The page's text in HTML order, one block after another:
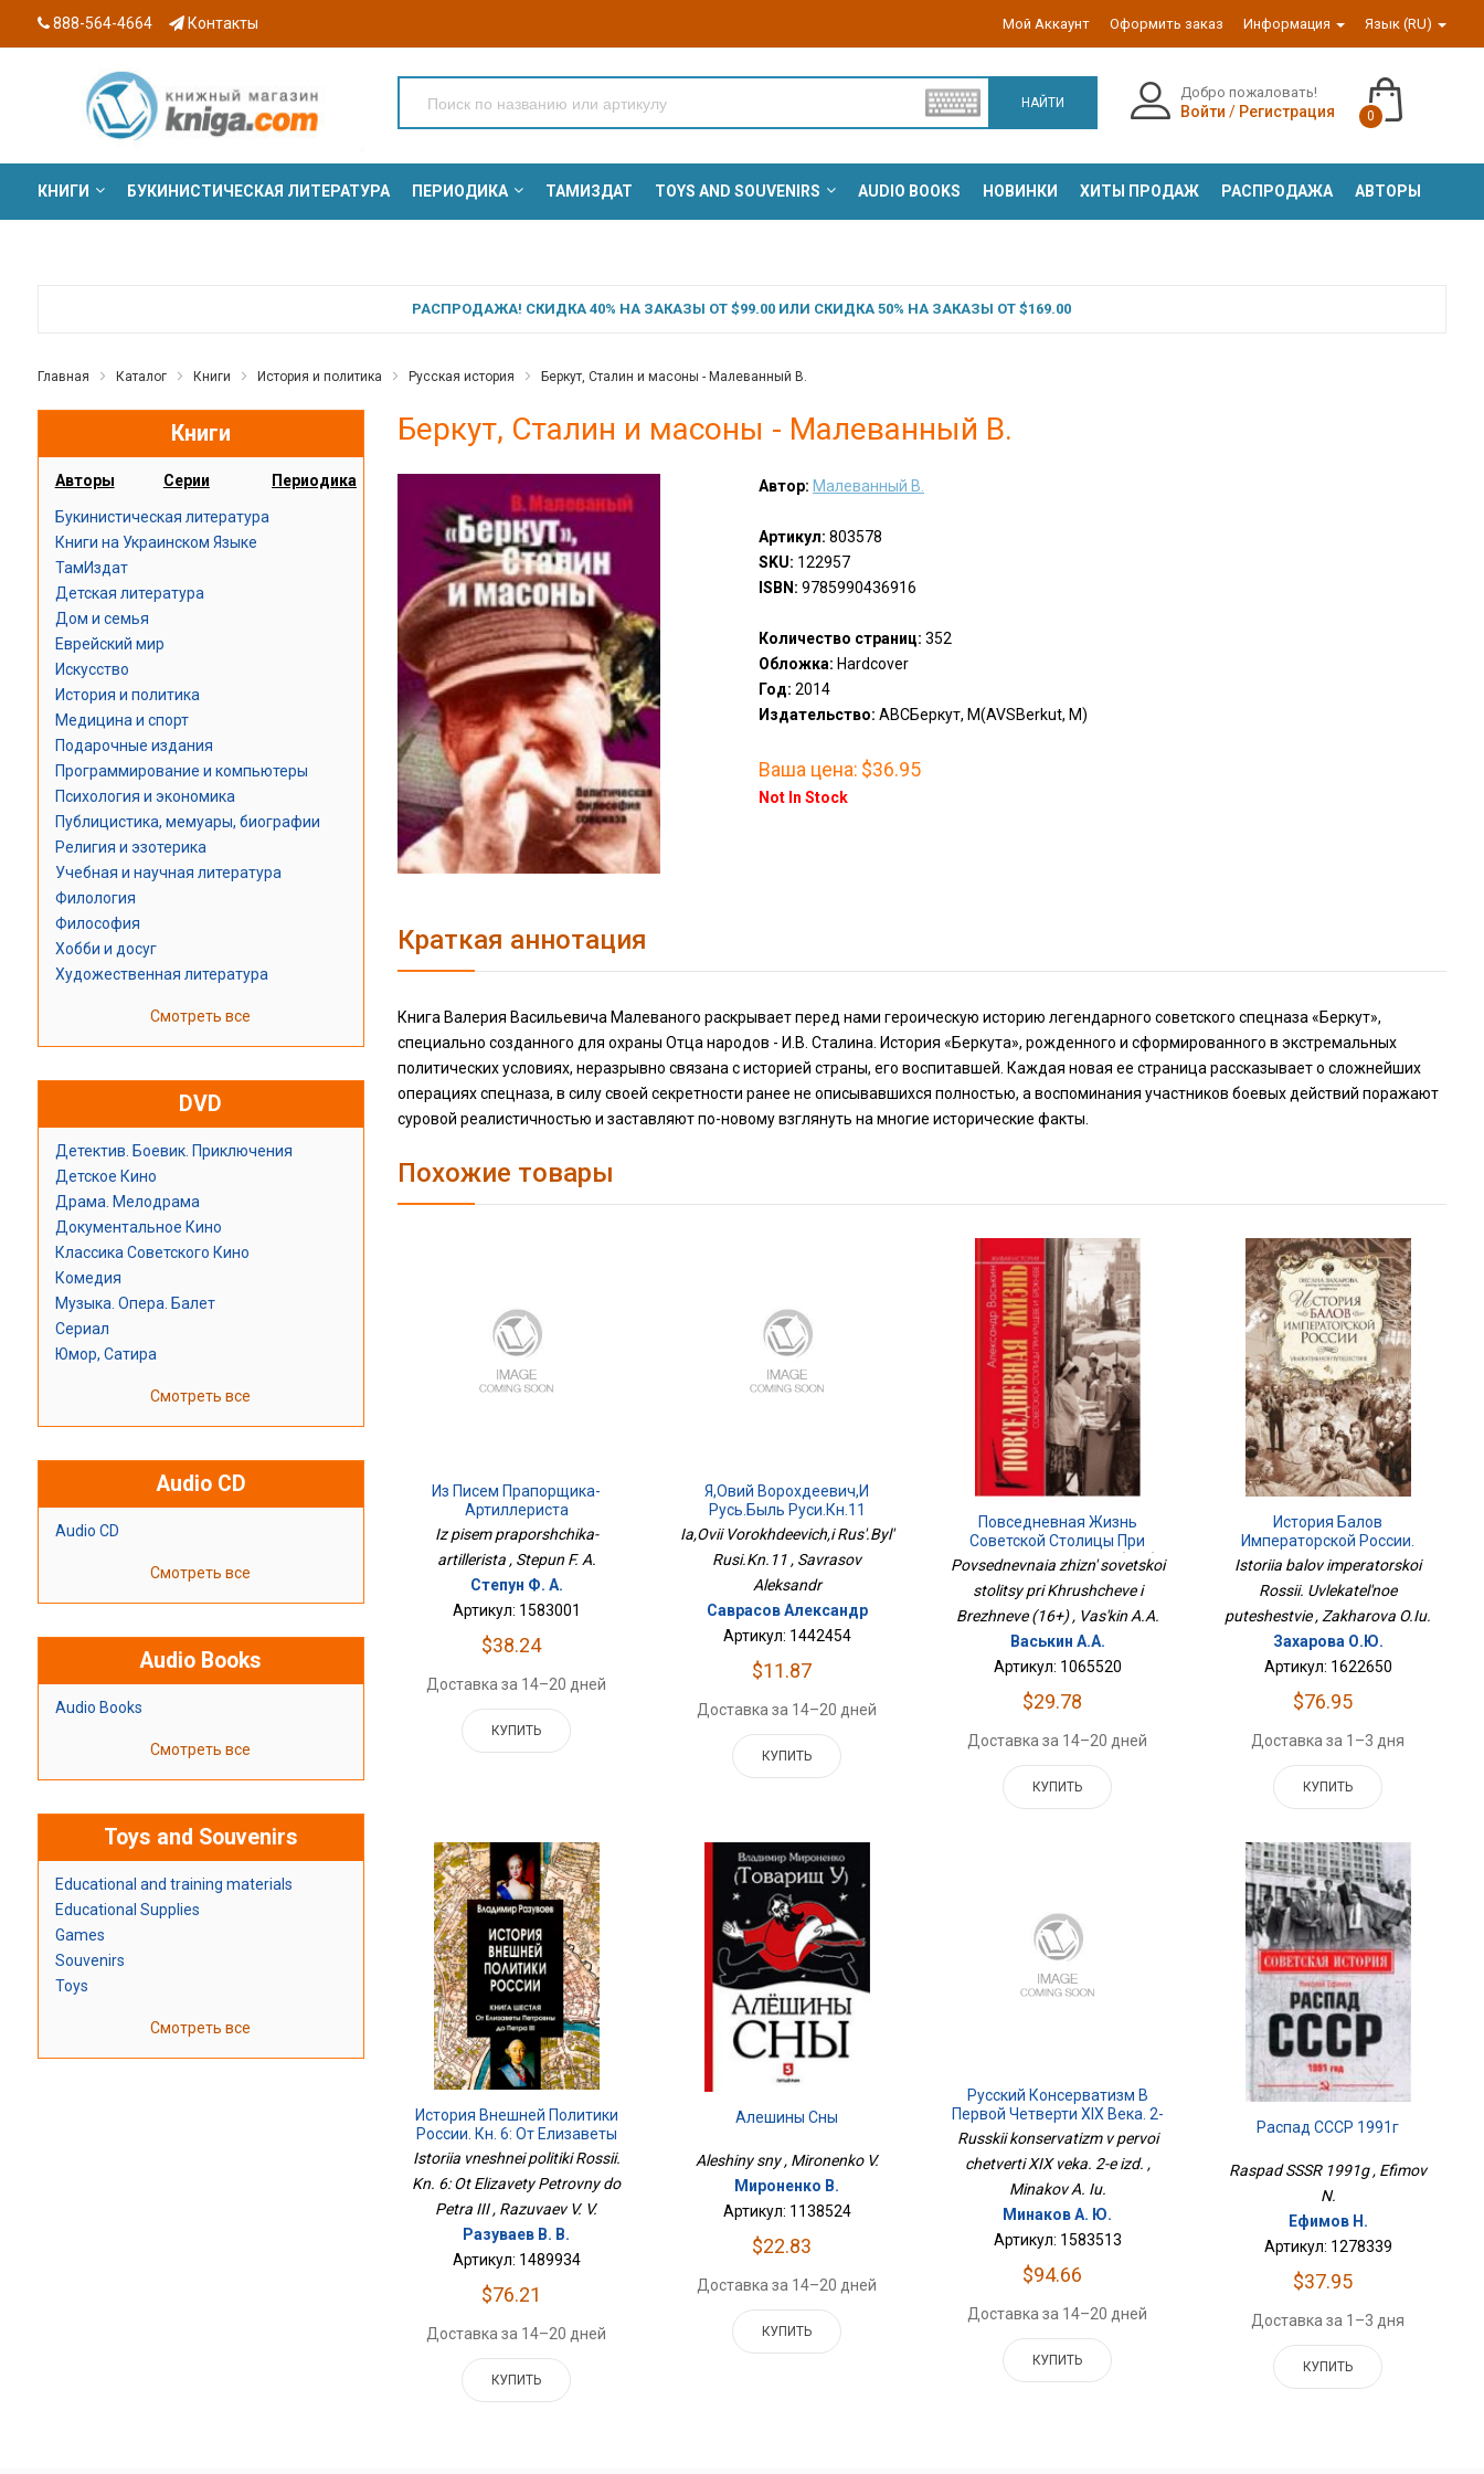
888-564-4664 Контакты Мой Аккаунт Оформить заказ Информация Язык (RU)
НАЙТИ
Добро пожаловать!
Войти / Регистрация 0
КНИГИ БУКИНИСТИЧЕСКАЯ ЛИТЕРАТУРА ПЕРИОДИКА ТАМИЗДАТ TOYS AND SOUVENIRS AUDIO BOOKS НОВИНКИ ХИТЫ ПРОДАЖ РАСПРОДАЖА АВТОРЫ
РАСПРОДАЖА! СКИДКА 40% НА ЗАКАЗЫ ОТ $99.00 ИЛИ СКИДКА 50% НА ЗАКАЗЫ ОТ $169.00
Главная Каталог Книги История и политика Русская история Беркут, Сталин и масоны - Малеванный В.
Книги
Авторы Серии Периодика
Букинистическая литература
Книги на Украинском Языке
ТамИздат
Детская литература
Дом и семья
Еврейский мир
Искусство
История и политика
Медицина и спорт
Подарочные издания
Программирование и компьютеры
Психология и экономика
Публицистика, мемуары, биографии
Религия и эзотерика
Учебная и научная литература
Филология
Философия
Хобби и досуг
Художественная литература
Смотреть все
DVD
Детектив. Боевик. Приключения
Детское Кино
Драма. Мелодрама
Документальное Кино
Классика Советского Кино
Комедия
Музыка. Опера. Балет
Сериал
Юмор, Сатира
Смотреть все
Audio CD
Audio CD
Смотреть все
Audio Books
Audio Books
Смотреть все
Toys and Souvenirs
Educational and training materials
Educational Supplies
Games
Souvenirs
Toys
Смотреть все
Беркут, Сталин и масоны - Малеванный В.
Автор: Малеванный В.
Артикул: 803578
SKU: 122957
ISBN: 9785990436916
Количество страниц: 352
Обложка: Hardcover
Год: 2014
Издательство: АВСБеркут, М(AVSBerkut, M)
Ваша цена: $36.95
Not In Stock
Краткая аннотация
Книга Валерия Васильевича Малеваного раскрывает перед нами героическую историю легендарного советского спецназа «Беркут»,
специально созданного для охраны Отца народов - И.В. Сталина. История «Беркута», рожденного и сформированного в экстремальных
политических условиях, неразрывно связана с историей страны, его воспитавшей. Каждая новая ее страница рассказывает о сложнейших
операциях спецназа, в силу своей секретности ранее не описывавшихся полностью, а воспоминания участников боевых действий поражают
суровой реалистичностью и заставляют по-новому взглянуть на многие исторические факты.
Похожие товары
Из Писем Прапорщика-
Артиллериста
Iz pisem praporshchika-
artillerista , Stepun F. A.
Степун Ф. А.
Артикул: 1583001
$38.24
Доставка за 14–20 дней
КУПИТЬ
Я,Овий Ворохдеевич,и
Русь.Быль Руси.Кн.11
Ia,Ovii Vorokhdeevich,i Rus'.Byl'
Rusi.Kn.11 , Savrasov
Aleksandr
Саврасов Александр
Артикул: 1442454
$11.87
Доставка за 14–20 дней
КУПИТЬ
Повседневная Жизнь
Советской Столицы При
Хрущеве И Брежневе (16+)
Povsednevnaia zhizn' sovetskoi
stolitsy pri Khrushcheve i
Brezhneve (16+) , Vas'kin A.A.
Васькин А.А.
Артикул: 1065520
$29.78
Доставка за 14–20 дней
КУПИТЬ
История Балов
Императорской России.
Увлекательное Путешествие
Istoriia balov imperatorskoi
Rossii. Uvlekatel'noe
puteshestvie , Zakharova O.Iu.
Захарова О.Ю.
Артикул: 1622650
$76.95
Доставка за 1–3 дня
КУПИТЬ
История Внешней Политики
России. Кн. 6: От Елизаветы
Петровны До Петра III
Istoriia vneshnei politiki Rossii.
Kn. 6: Ot Elizavety Petrovny do
Petra III , Razuvaev V. V.
Разуваев В. В.
Артикул: 1489934
$76.21
Доставка за 14–20 дней
КУПИТЬ
Алешины Сны
Aleshiny sny , Mironenko V.
Мироненко В.
Артикул: 1138524
$22.83
Доставка за 14–20 дней
КУПИТЬ
Русский Консерватизм В
Первой Четверти XIX Века. 2-
Е Изд.
Russkii konservatizm v pervoi
chetverti XIX veka. 2-e izd. ,
Minakov A. Iu.
Минаков А. Ю.
Артикул: 1583513
$94.66
Доставка за 14–20 дней
КУПИТЬ
Распад СССР 1991г
Raspad SSSR 1991g , Efimov
N.
Ефимов Н.
Артикул: 1278339
$37.95
Доставка за 1–3 дня
КУПИТЬ